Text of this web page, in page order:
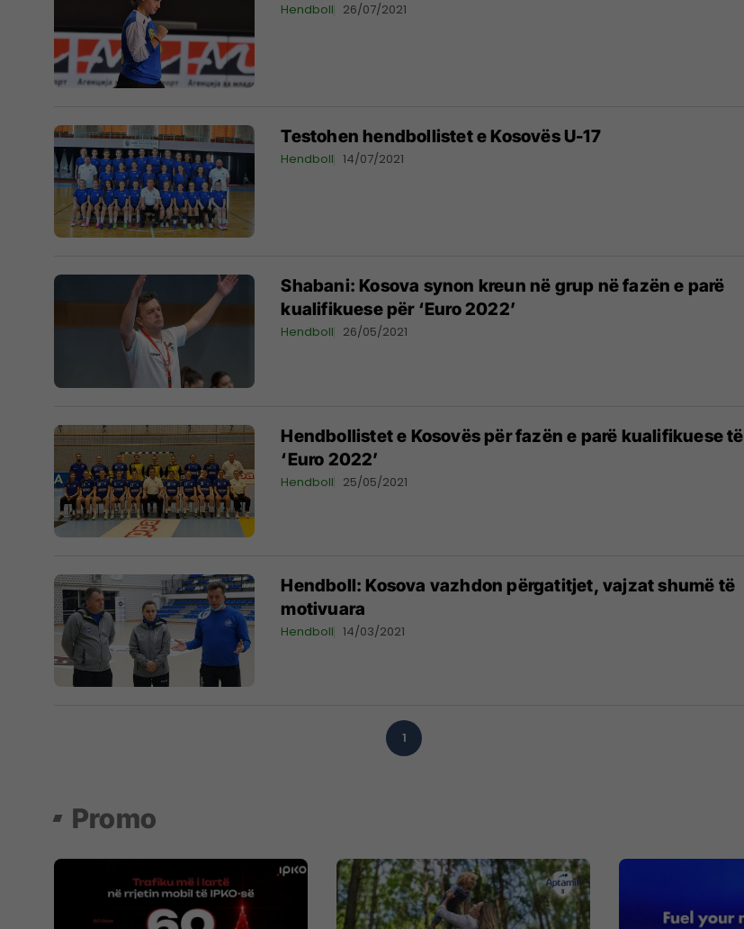
Hendboll 26/07/2021
Testohen hendbollistet e Kosovës U-17
Hendboll 14/07/2021
Shabani: Kosova synon kreun në grup në fazën e parë
kualifikuese për ‘Euro 2022’
Hendboll 26/05/2021
Hendbollistet e Kosovës për fazën e parë kualifikuese të
‘Euro 2022’
Hendboll 25/05/2021
Hendboll: Kosova vazhdon përgatitjet, vajzat shumë të
motivuara
Hendboll 14/03/2021
1
Promo